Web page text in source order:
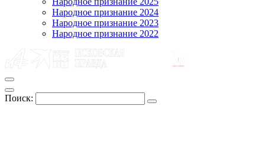
Народное признание 2024
Народное признание 2023
Народное признание 2022
Поиск: